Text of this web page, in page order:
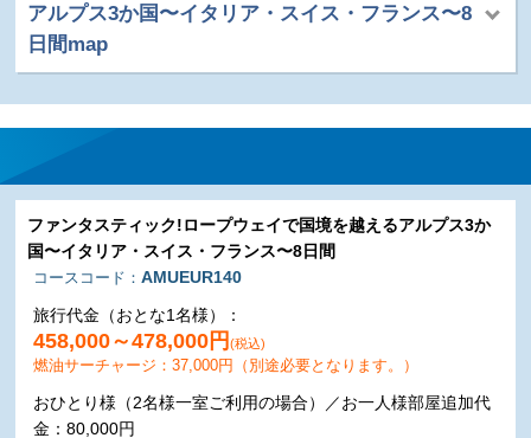
アルプス3か国〜イタリア・スイス・フランス〜8
日間map
ファンタスティック!ロープウェイで国境を越えるアルプス3か
国〜イタリア・スイス・フランス〜8日間
コースコード： AMUEUR140
旅行代金（おとな1名様）：
458,000～478,000円 (税込)
燃油サーチャージ：37,000円（別途必要となります。）
おひとり様（2名様一室ご利用の場合）／お一人様部屋追加代
金：80,000円